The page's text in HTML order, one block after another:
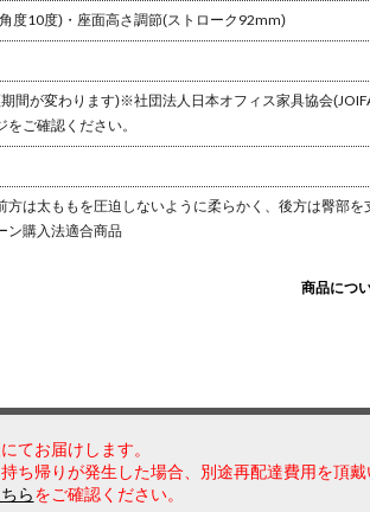
度10度) ・座面高さ調節(ストローク92mm)
間が変わります)※社団法人日本オフィス家具協会
をご確認ください。
は太ももを圧迫しないように柔らかく、後方は臀部を
ン購入法適合商品
商品につ
てお届けします。
ち帰りが発生した場合、別途再配達費用を頂戴
ら をご確認ください。